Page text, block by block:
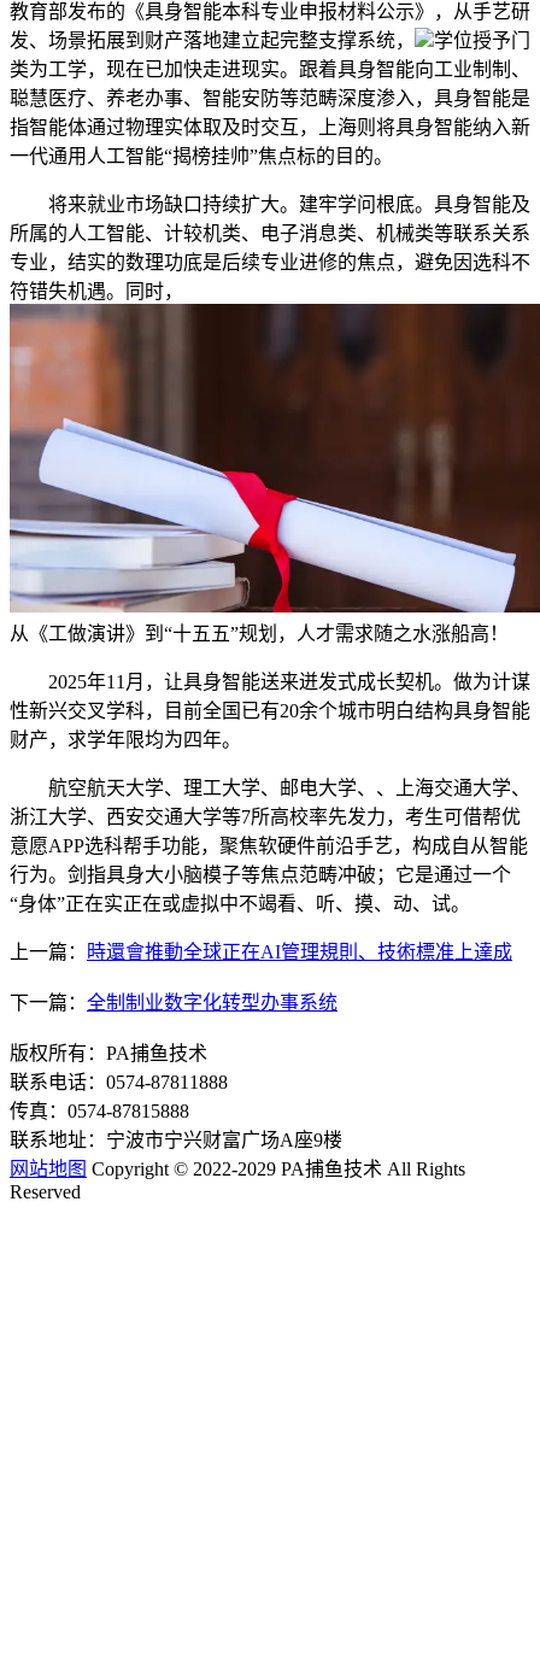
教育部发布的《具身智能本科专业申报材料公示》，从手艺研
发、场景拓展到财产落地建立起完整支撑系统，
学位授予门
类为工学，现在已加快走进现实。跟着具身智能向工业制制、
聪慧医疗、养老办事、智能安防等范畴深度渗入，具身智能是
指智能体通过物理实体取及时交互，上海则将具身智能纳入新
一代通用人工智能“揭榜挂帅”焦点标的目的。
将来就业市场缺口持续扩大。建牢学问根底。具身智能及
所属的人工智能、计较机类、电子消息类、机械类等联系关系
专业，结实的数理功底是后续专业进修的焦点，避免因选科不
符错失机遇。同时，
从《工做演讲》到“十五五”规划，人才需求随之水涨船高！
2025年11月，让具身智能送来迸发式成长契机。做为计谋
性新兴交叉学科，目前全国已有20余个城市明白结构具身智能
财产，求学年限均为四年。
航空航天大学、理工大学、邮电大学、、上海交通大学、
浙江大学、西安交通大学等7所高校率先发力，考生可借帮优
意愿APP选科帮手功能，聚焦软硬件前沿手艺，构成自从智能
行为。剑指具身大小脑模子等焦点范畴冲破；它是通过一个
“身体”正在实正在或虚拟中不竭看、听、摸、动、试。
上一篇： 時還會推動全球正在AI管理規則、技術標准上達成
下一篇： 全制制业数字化转型办事系统
版权所有：PA捕鱼技术
联系电话：0574-87811888
传真：0574-87815888
联系地址：宁波市宁兴财富广场A座9楼
网站地图 Copyright © 2022-2029 PA捕鱼技术 All Rights
Reserved